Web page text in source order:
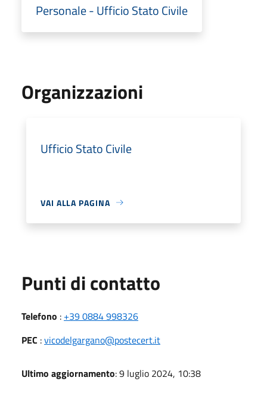
Personale - Ufficio Stato Civile
Organizzazioni
Ufficio Stato Civile
VAI ALLA PAGINA
Punti di contatto
Telefono : +39 0884 998326
PEC :vicodelgargano@postecert.it
Ultimo aggiornamento: 9 luglio 2024, 10:38